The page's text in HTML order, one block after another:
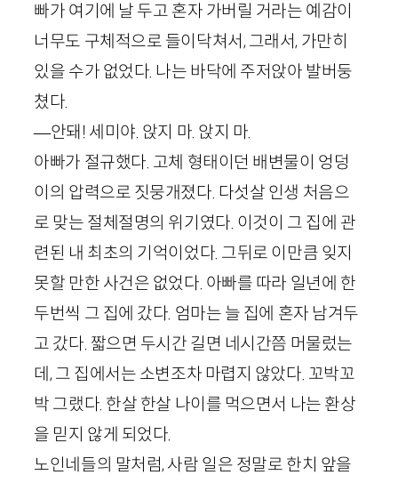
빠가 여기에 날 두고 혼자 가버릴 거라는 예감이
너무도 구체적으로 들이닥쳐서, 그래서, 가만히
있을 수가 없었다. 나는 바닥에 주저앉아 발버둥
쳤다.
—안돼! 세미야. 앉지 마. 앉지 마.
아빠가 절규했다. 고체 형태이던 배변물이 엉덩
이의 압력으로 짓뭉개졌다. 다섯살 인생 처음으
로 맞는 절체절명의 위기였다. 이것이 그 집에 관
련된 내 최초의 기억이었다. 그뒤로 이만큼 잊지
못할 만한 사건은 없었다. 아빠를 따라 일년에 한
두번씩 그 집에 갔다. 엄마는 늘 집에 혼자 남겨두
고 갔다. 짧으면 두시간 길면 네시간쯤 머물렀는
데, 그 집에서는 소변조차 마렵지 않았다. 꼬박꼬
박 그랬다. 한살 한살 나이를 먹으면서 나는 환상
을 믿지 않게 되었다.
노인네들의 말처럼, 사람 일은 정말로 한치 앞을